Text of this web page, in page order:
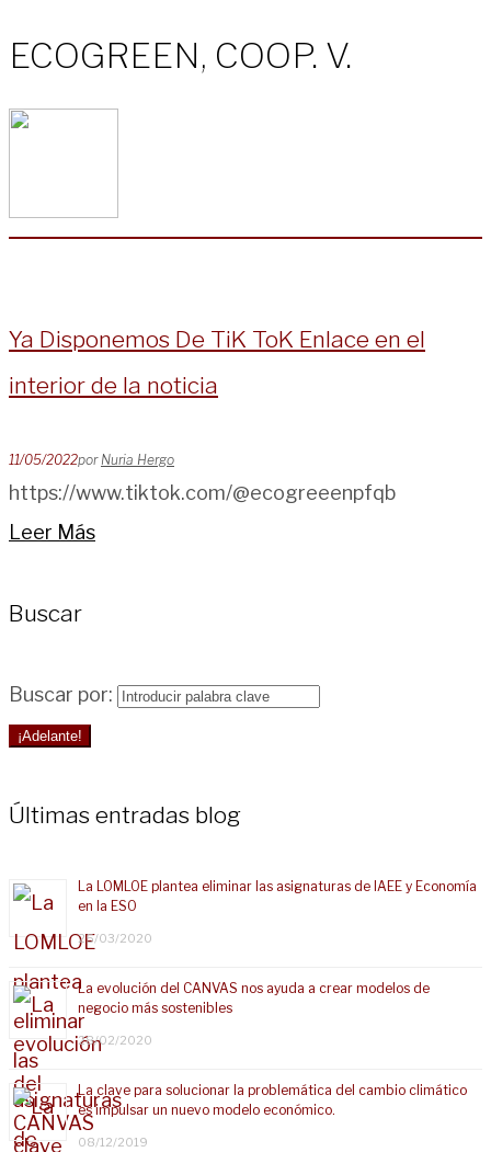
ECOGREEN, COOP. V.
Ya Disponemos De TiK ToK Enlace en el
interior de la noticia
11/05/2022porNuria Hergo
https://www.tiktok.com/@ecogreeenpfqb
Leer Más
Buscar
Buscar por:
¡Adelante!
Últimas entradas blog
La LOMLOE plantea eliminar las asignaturas de IAEE y Economía
en la ESO
25/03/2020
La evolución del CANVAS nos ayuda a crear modelos de
negocio más sostenibles
28/02/2020
La clave para solucionar la problemática del cambio climático
es impulsar un nuevo modelo económico.
08/12/2019